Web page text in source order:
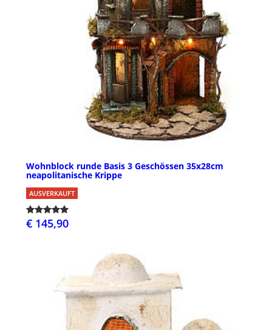
Wohnblock runde Basis 3 Geschössen 35x28cm
neapolitanische Krippe
AUSVERKAUFT
€ 145,90